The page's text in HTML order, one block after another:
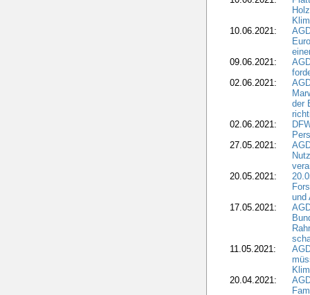
10.06.2021:
09.06.2021:
02.06.2021:
der
02.06.2021:
27.05.2021:
20.05.2021:
und
17.05.2021:
11.05.2021:
20.04.2021: